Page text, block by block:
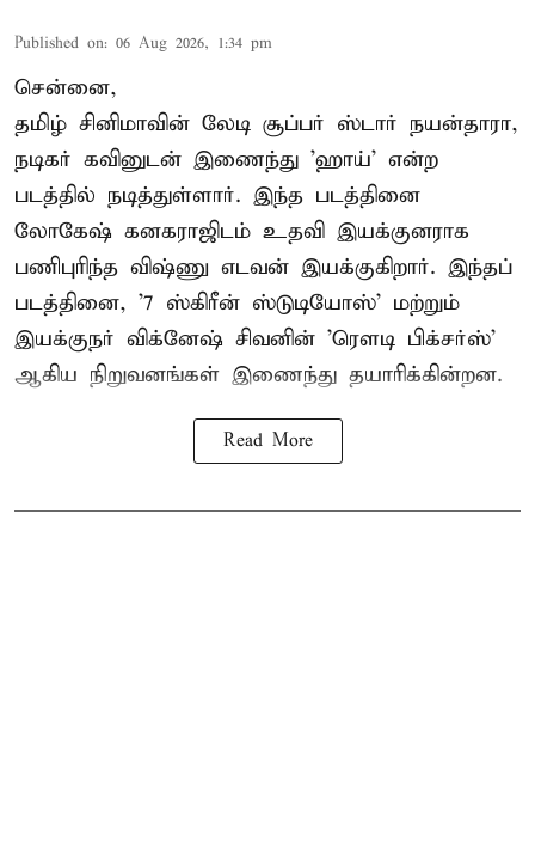
Published on: 06 Aug 2026, 1:34 pm
சென்னை,
தமிழ் சினிமாவின் லேடி சூப்பர் ஸ்டார் நயன்தாரா,
நடிகர் கவினுடன் இணைந்து 'ஹாய்' என்ற
படத்தில் நடித்துள்ளார். இந்த படத்தினை
லோகேஷ் கனகராஜிடம் உதவி இயக்குனராக
பணிபுரிந்த விஷ்ணு எடவன் இயக்குகிறார். இந்தப்
படத்தினை, '7 ஸ்கிரீன் ஸ்டுடியோஸ்' மற்றும்
இயக்குநர் விக்னேஷ் சிவனின் 'ரௌடி பிக்சர்ஸ்'
ஆகிய நிறுவனங்கள் இணைந்து தயாரிக்கின்றன.
Read More